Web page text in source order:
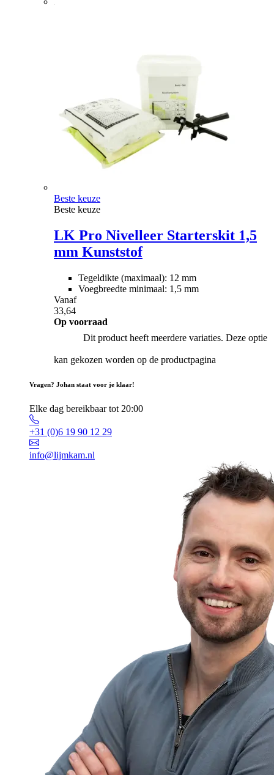
Beste keuze
Beste keuze
LK Pro Nivelleer Starterskit 1,5
mm Kunststof
Tegeldikte (maximaal): 12 mm
Voegbreedte minimaal: 1,5 mm
Vanaf
33,64
Op voorraad
Dit product heeft meerdere variaties. Deze optie
kan gekozen worden op de productpagina
Vragen? Johan staat voor je klaar!
Elke dag bereikbaar tot 20:00
+31 (0)6 19 90 12 29
info@lijmkam.nl